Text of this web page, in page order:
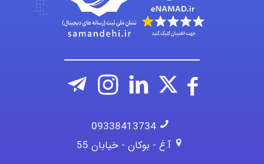
Chehri
09338413734
آ.غ - بوکان - خیابان 55